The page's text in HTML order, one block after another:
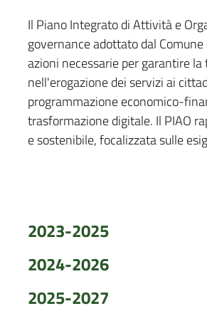
Il Piano Integrato di Attività e
governance adottato dal
azioni necessarie per garantire
nell'erogazione dei servizi ai
programmazione economico-
trasformazione digitale. Il PIAO
e sostenibile, focalizzata sulle
2023-2025
2024-2026
2025-2027